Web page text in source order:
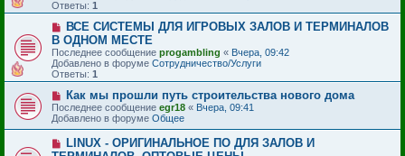
н
и
с
о
о
б
щ
е
н
и
Ответы: 1
Н
о
в
о
е
с
о
о
б
щ
е
и
ВСЕ СИСТЕМЫ ДЛЯ ИГРОВЫХ ЗАЛОВ И ТЕРМИНАЛОВ
В ОДНОМ МЕСТЕ
Последнее сообщение progambling « Вчера, 09:42
Добавлено в форуме Сотрудничество/Услуги
Ответы: 1
Н
о
в
о
е
с
Как мы прошли путь строительства нового дома
Последнее сообщение egr18 « Вчера, 09:41
Добавлено в форуме Общее
Н
о
LINUX - ОРИГИНАЛЬНОЕ ПО ДЛЯ ЗАЛОВ И